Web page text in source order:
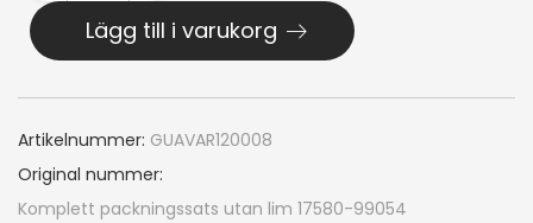
Lägg till i varukorg
Artikelnummer: GUAVAR120008
Original nummer:
Komplett packningssats utan lim 17580-99054